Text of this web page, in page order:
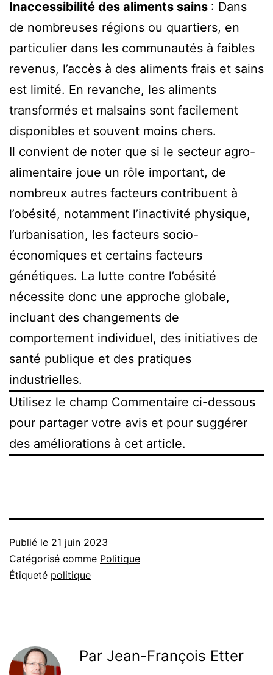
Inaccessibilité des aliments sains : Dans
de nombreuses régions ou quartiers, en
particulier dans les communautés à faibles
revenus, l’accès à des aliments frais et sains
est limité. En revanche, les aliments
transformés et malsains sont facilement
disponibles et souvent moins chers.
Il convient de noter que si le secteur agro-
alimentaire joue un rôle important, de
nombreux autres facteurs contribuent à
l’obésité, notamment l’inactivité physique,
l’urbanisation, les facteurs socio-
économiques et certains facteurs
génétiques. La lutte contre l’obésité
nécessite donc une approche globale,
incluant des changements de
comportement individuel, des initiatives de
santé publique et des pratiques
industrielles.
Utilisez le champ Commentaire ci-dessous
pour partager votre avis et pour suggérer
des améliorations à cet article.
Publié le 21 juin 2023
Catégorisé comme Politique
Étiqueté politique
Par Jean-François Etter